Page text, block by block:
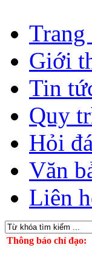
Trang
Giới
Tin
Quy
Hỏi
Văn
Liên
Thông báo chỉ đạo:
động ứng phó với